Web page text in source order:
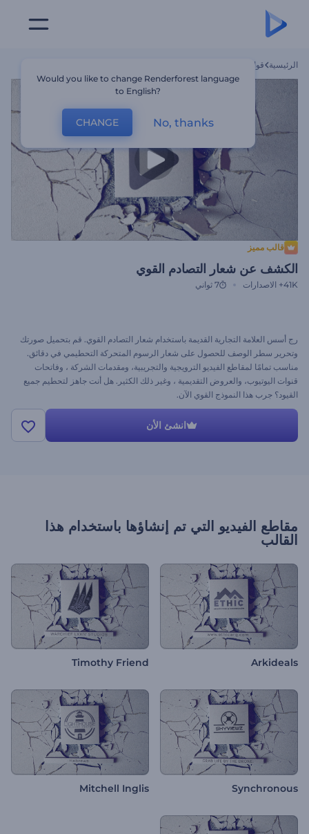
الرئيسية قوالب
قالب مميز
الكشف عن شعار التصادم القوي
41K+ الاصدارات 7 ثواني
رج أسس العلامة التجارية القديمة باستخدام شعار التصادم القوي. قم بتحميل صورتك
وتحرير سطر الوصف للحصول على شعار الرسوم المتحركة التحطيمي في دقائق.
مناسب تمامًا لمقاطع الفيديو الترويجية والتجريبية، ومقدمات الشركة ، وفاتحات
قنوات اليوتيوب، والعروض التقديمية ، وغير ذلك الكثير. هل أنت جاهز لتحطيم جميع
القيود؟ جرب هذا النموذج القوي الآن.
انشئ الأن
مقاطع الفيديو التي تم إنشاؤها باستخدام هذا
القالب
Arkideals
Timothy Friend
Synchronous
Mitchell Inglis
Would you like to change Renderforest language
to English?
CHANGE No, thanks